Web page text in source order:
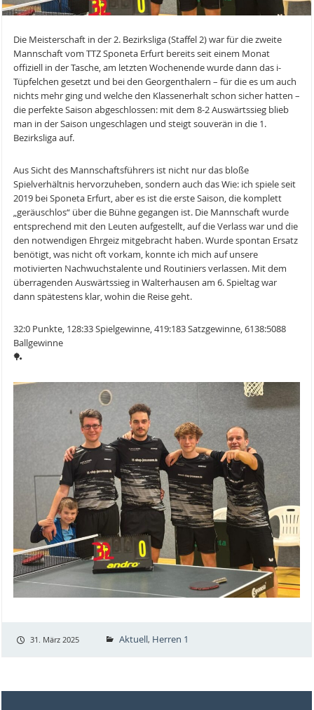
Die Meisterschaft in der 2. Bezirksliga (Staffel 2) war für die zweite
Mannschaft vom TTZ Sponeta Erfurt bereits seit einem Monat
offiziell in der Tasche, am letzten Wochenende wurde dann das i-
Tüpfelchen gesetzt und bei den Georgenthalern – für die es um auch
nichts mehr ging und welche den Klassenerhalt schon sicher hatten –
die perfekte Saison abgeschlossen: mit dem 8-2 Auswärtssieg blieb
man in der Saison ungeschlagen und steigt souverän in die 1.
Bezirksliga auf.
Aus Sicht des Mannschaftsführers ist nicht nur das bloße
Spielverhältnis hervorzuheben, sondern auch das Wie: ich spiele seit
2019 bei Sponeta Erfurt, aber es ist die erste Saison, die komplett
„geräuschlos“ über die Bühne gegangen ist. Die Mannschaft wurde
entsprechend mit den Leuten aufgestellt, auf die Verlass war und die
den notwendigen Ehrgeiz mitgebracht haben. Wurde spontan Ersatz
benötigt, was nicht oft vorkam, konnte ich mich auf unsere
motivierten Nachwuchstalente und Routiniers verlassen. Mit dem
überragenden Auswärtssieg in Walterhausen am 6. Spieltag war
dann spätestens klar, wohin die Reise geht.
32:0 Punkte, 128:33 Spielgewinne, 419:183 Satzgewinne, 6138:5088
Ballgewinne
🏓
31. März 2025 Aktuell, Herren 1